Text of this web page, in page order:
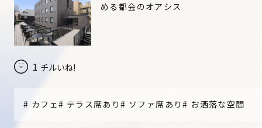
1 チルいね!
める都会のオアシス
# カフェ# テラス席あり# ソファ席あり# お洒落な空間